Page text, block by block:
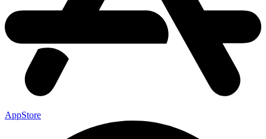
AppStore